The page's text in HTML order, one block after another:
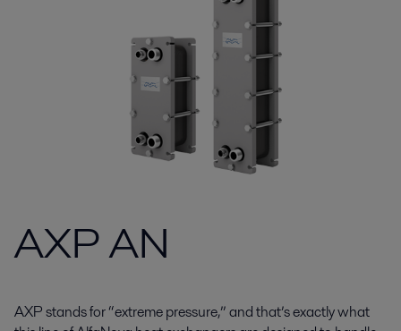
AXP AN
AXP stands for “extreme pressure,” and that’s exactly what